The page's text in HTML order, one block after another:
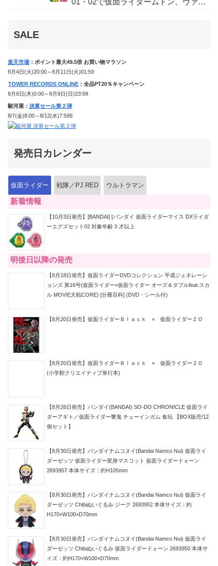
SALE
楽天市場 ：ポイント最大49.5倍 お買い物マラソン
8月4日(火)20:00～8月11日(火)01:59
TOWER RECORDS ONLINE ：全品PT20％キャンペーン
8月6日(木)0:00～8月9日(日)23:59
駿河屋： 決算セール第２弾
8/7(金)8:00～8/12(水)7:599
発売日カレンダー
仮面ライダー 戦隊／PJ.RED ウルトラマン
新着情報
【10月3日発売】[BANDAI] [バンダイ 仮面ライダーマイス DXライダ
ーエグズセット02 対象年齢 3 才以上
明後日以降の発売
【8月18日発売】仮面ライダーDVDコレクション 平成ジェネレーシ
ョンズ 第16号(仮面ライダー×仮面ライダー オーズ＆ダブルfeat.スカ
ル MOVIE大戦CORE) [分冊百科] (DVD・シール付)
【8月20日発売】仮面ライダーＢｌａｃｋ × 仮面ライダーＺＯ
【8月20日発売】仮面ライダーＢｌａｃｋ × 仮面ライダーＺＯ
(小学館クリエイティブ単行本)
【8月26日発売】バンダイ(BANDAI) SO-DO CHRONICLE 仮面ライ
ダーアギト／仮面ライダー響鬼 チューインガム 食玩 【BOX販売/12
個セット】
【8月30日発売】バンダイナムコヌイ(Bandai Namco Nui) 仮面ライ
ダーゼッツ 仮面ライダー変身マスコット 仮面ライダードォーン
2693957 本体サイズ：約H105mm
【8月30日発売】バンダイナムコヌイ(Bandai Namco Nui) 仮面ライ
ダーゼッツ Chibiぬいぐるみ ジーク 2693952 本体サイズ：約
H170×W100×D70mm
【8月30日発売】バンダイナムコヌイ(Bandai Namco Nui) 仮面ライ
ダーゼッツ Chibiぬいぐるみ 仮面ライダードォーン 2693950 本体サ
イズ：約H170×W100×D70mm